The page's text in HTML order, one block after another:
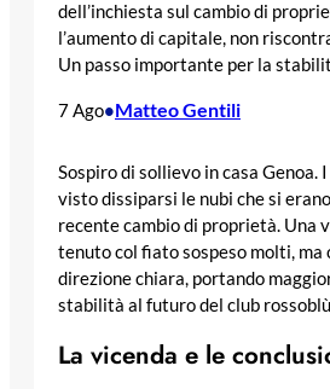
dell’inchiesta sul cambio di
l’aumento di capitale, non
Un passo importante per la
7 Ago•Matteo Gentili
Sospiro di sollievo in casa Genoa.
visto dissiparsi le nubi che si
recente cambio di proprietà. Una
tenuto col fiato sospeso molti, ma
direzione chiara, portando
stabilità al futuro del club
La vicenda e le